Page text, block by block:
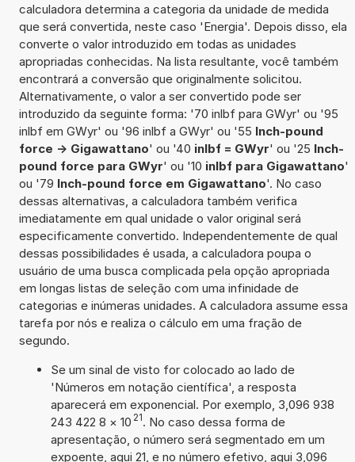
calculadora determina a categoria da unidade de medida
que será convertida, neste caso 'Energia'. Depois disso, ela
converte o valor introduzido em todas as unidades
apropriadas conhecidas. Na lista resultante, você também
encontrará a conversão que originalmente solicitou.
Alternativamente, o valor a ser convertido pode ser
introduzido da seguinte forma: '70 inlbf para GWyr' ou '95
inlbf em GWyr' ou '96 inlbf a GWyr' ou '55 Inch-pound
force -> Gigawattano' ou '40 inlbf = GWyr' ou '25 Inch-
pound force para GWyr' ou '10 inlbf para Gigawattano'
ou '79 Inch-pound force em Gigawattano'. No caso
dessas alternativas, a calculadora também verifica
imediatamente em qual unidade o valor original será
especificamente convertido. Independentemente de qual
dessas possibilidades é usada, a calculadora poupa o
usuário de uma busca complicada pela opção apropriada
em longas listas de seleção com uma infinidade de
categorias e inúmeras unidades. A calculadora assume essa
tarefa por nós e realiza o cálculo em uma fração de
segundo.
Se um sinal de visto for colocado ao lado de
'Números em notação científica', a resposta
aparecerá em exponencial. Por exemplo, 3,096 938
243 422 8 × 10 21. No caso dessa forma de
apresentação, o número será segmentado em um
expoente, aqui 21, e no número efetivo, aqui 3,096